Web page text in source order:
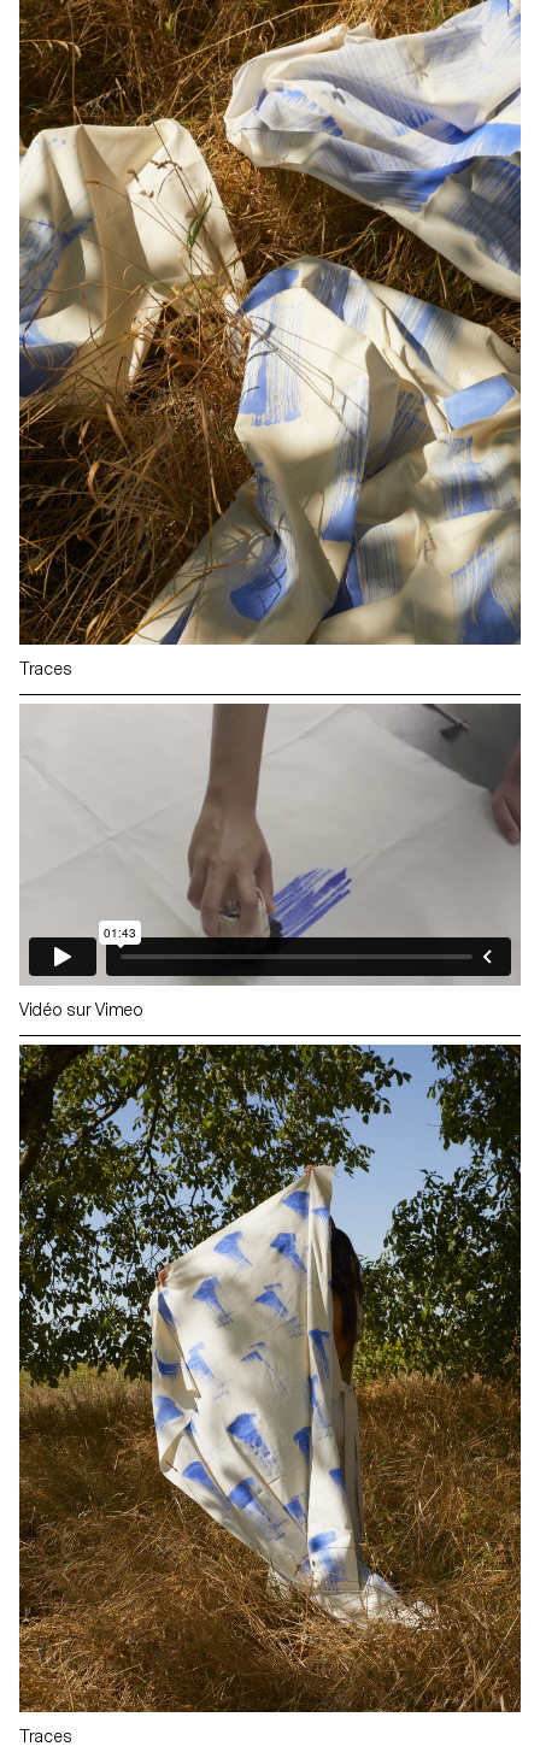
Traces
Vidéo sur Vimeo
Traces